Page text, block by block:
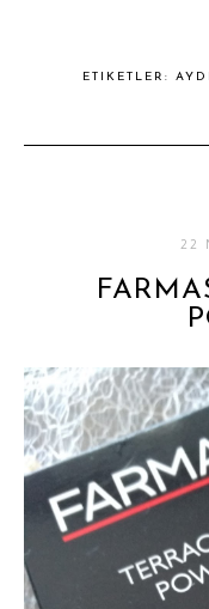
ETIKETLER:
22